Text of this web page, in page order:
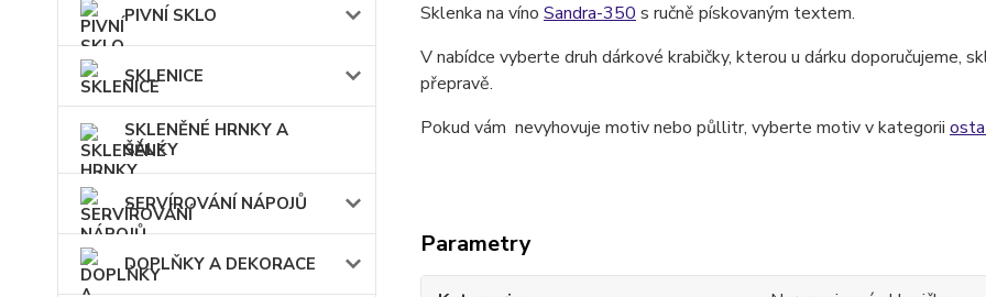
PIVNÍ SKLO
SKLENICE
SKLENĚNÉ HRNKY A
ŠÁLKY
SERVÍROVÁNÍ NÁPOJŮ
DOPLŇKY A DEKORACE
Sklenka na víno Sandra-350 s ručně pískovaným textem.
V nabídce vyberte druh dárkové krabičky, kterou u dárku doporučujeme,
přepravě.
Pokud vám nevyhovuje motiv nebo půllitr, vyberte motiv v kategorii
Parametry